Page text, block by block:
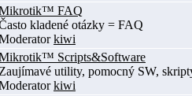
FAQ
kladené otázky = FAQ
kiwi
Scripts&Software
Zaujímavé utility, pomocný SW,
kiwi